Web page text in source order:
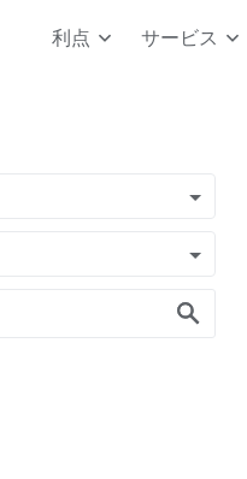
利点 サービス